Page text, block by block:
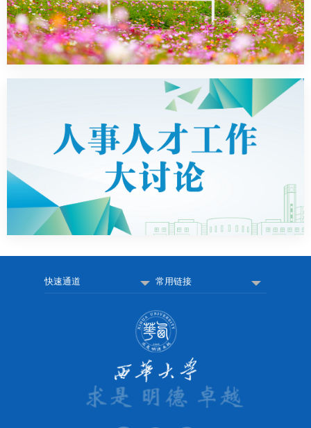
快速通道 常用链接